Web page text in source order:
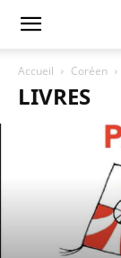
Accueil Coréen
LIVRES